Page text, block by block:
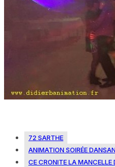
72 SARTHE
ANIMATION SOIRÉE
CE CRONITE LA MANCELLE